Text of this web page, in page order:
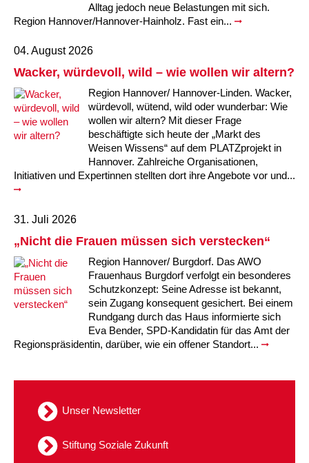
Alltag jedoch neue Belastungen mit sich.
Region Hannover/Hannover-Hainholz. Fast ein...
04. August 2026
Wacker, würdevoll, wild – wie wollen wir altern?
Region Hannover/ Hannover-Linden. Wacker,
würdevoll, wütend, wild oder wunderbar: Wie
wollen wir altern? Mit dieser Frage
beschäftigte sich heute der „Markt des
Weisen Wissens“ auf dem PLATZprojekt in
Hannover. Zahlreiche Organisationen,
Initiativen und Expertinnen stellten dort ihre Angebote vor und...
31. Juli 2026
„Nicht die Frauen müssen sich verstecken“
Region Hannover/ Burgdorf. Das AWO
Frauenhaus Burgdorf verfolgt ein besonderes
Schutzkonzept: Seine Adresse ist bekannt,
sein Zugang konsequent gesichert. Bei einem
Rundgang durch das Haus informierte sich
Eva Bender, SPD-Kandidatin für das Amt der
Regionspräsidentin, darüber, wie ein offener Standort...
Unser Newsletter
Stiftung Soziale Zukunft